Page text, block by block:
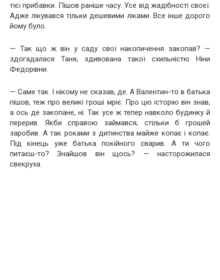
тієї прибавки. Пішов раніше часу. Усе від жадібності своєї.
Адже лікувався тільки дешевими ліками. Все інше дорого
йому було.
— Так що ж він у саду свої накопичення закопав? —
здогадалася Таня, здивована такої схильністю Ніни
Федорівни.
— Саме так. І нікому не сказав, де. А Валентин-то в батька
пішов, теж про великі гроші мріє. Про цю історію він знав,
а ось де закопане, ні. Так усе ж тепер навколо будинку й
перерив. Якби справою займався, стільки б грошей
заробив. А так роками з дитинства майже копає і копає.
Під кінець уже батька покійного сварив. А ти чого
питаєш-то? Знайшов він щось? — насторожилася
свекруха.